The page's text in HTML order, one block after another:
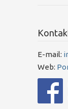
E-mail:
Web: